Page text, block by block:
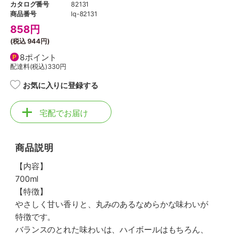
カタログ番号
82131
商品番号
lq-82131
858円
(税込944円)
8ポイント
配達料(税込)330円
お気に入りに登録する
宅配でお届け
商品説明
【内容】
700ml
【特徴】
やさしく甘い香りと、丸みのあるなめらかな味わいが
特徴です。
バランスのとれた味わいは、ハイボールはもちろん、